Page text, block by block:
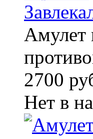
Амулет
2700
Нет в